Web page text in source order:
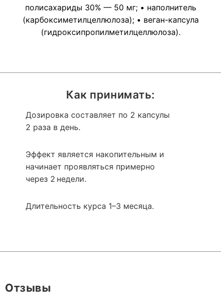
Как принимать:
Дозировка составляет по 2 капсулы
2 раза в день.
Эффект является накопительным и
начинает проявляться примерно
через 2 недели.
Длительность курса 1–3 месяца.
полисахариды 30% — 50 мг; • наполнитель
(карбоксиметилцеллюлоза); • веган-капсула
(гидроксипропилметилцеллюлоза).
Отзывы